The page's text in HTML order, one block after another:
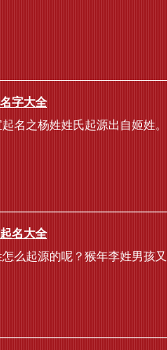
字大全
名之杨姓姓氏起源出自姬姓
名大全
么起源的呢？猴年李姓男孩